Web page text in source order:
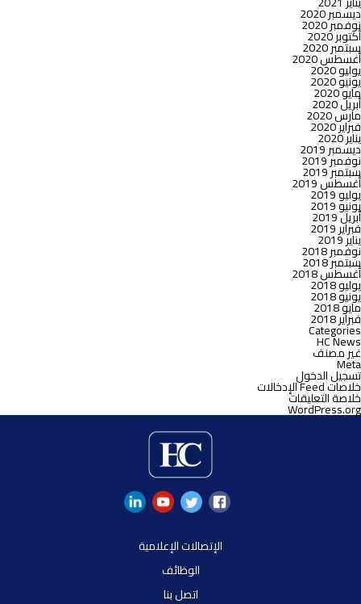
ديسمبر 2020
نوفمبر 2020
أكتوبر 2020
سبتمبر 2020
أغسطس 2020
يوليو 2020
يونيو 2020
مايو 2020
أبريل 2020
مارس 2020
فبراير 2020
يناير 2020
ديسمبر 2019
نوفمبر 2019
سبتمبر 2019
أغسطس 2019
يوليو 2019
يونيو 2019
أبريل 2019
فبراير 2019
يناير 2019
نوفمبر 2018
سبتمبر 2018
أغسطس 2018
يوليو 2018
يونيو 2018
مايو 2018
فبراير 2018
Categories
HC News
غير مصنف
Meta
تسجيل الدخول
خلاصات Feed الإدخالات
خلاصة التعليقات
WordPress.org
الإتصالات الإعلامية
الوظائف
اتصل بنا